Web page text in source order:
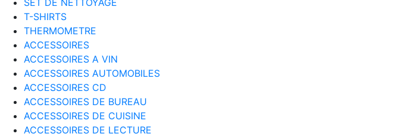
T-SHIRTS
THERMOMETRE
ACCESSOIRES
ACCESSOIRES A VIN
ACCESSOIRES AUTOMOBILES
ACCESSOIRES CD
ACCESSOIRES DE BUREAU
ACCESSOIRES DE CUISINE
ACCESSOIRES DE LECTURE